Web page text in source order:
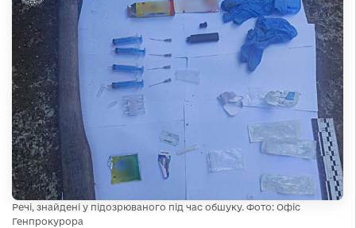
Речі, знайдені у підозрюваного під час обшуку. Фото: Офіс
Генпрокурора